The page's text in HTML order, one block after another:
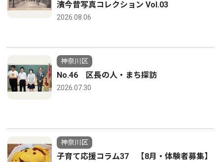
濱今昔写真コレクション Vol.03
2026.08.06
神奈川区
No.46 区長の人・まち探訪
2026.07.30
神奈川区
子育て応援コラム37 【8月・体験者募集】